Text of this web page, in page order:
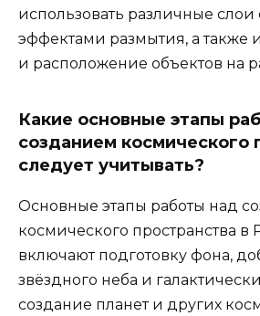
использовать различные слои
эффектами размытия, а также
и расположение объектов на
Какие основные этапы
созданием космического
следует учитывать?
Основные этапы работы над
космического пространства в
включают подготовку фона,
звёздного неба и
создание планет и других